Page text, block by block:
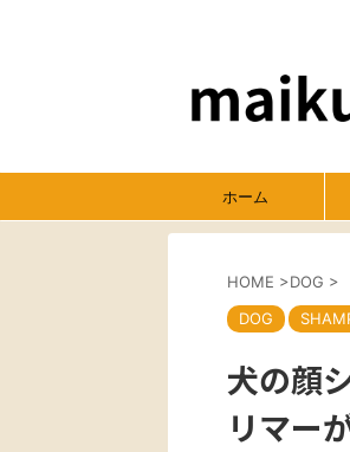
ホーム
HOME >DOG >
DOG
犬の顔
リマー